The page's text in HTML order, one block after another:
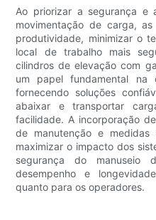
Ao priorizar a segurança e
movimentação de carga,
produtividade, minimizar o
local de trabalho mais
cilindros de elevação com
um papel fundamental na
fornecendo soluções
abaixar e transportar
facilidade. A incorporação
de manutenção e
maximizar o impacto dos
segurança do manuseio
desempenho e
quanto para os operadores.